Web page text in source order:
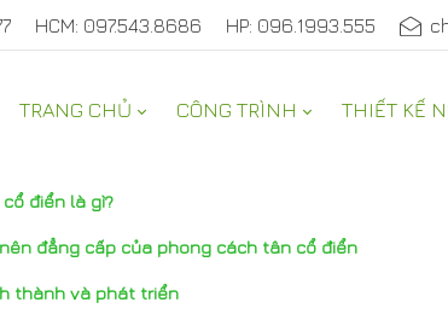
HCM: 097.543.8686 HP: 096.1993.555
TRANG CHỦ CÔNG TRÌNH THIẾT KẾ
NHÀ ĐẸP
điển là gì?
đẳng cấp của phong cách tân cổ điển
thành và phát triển